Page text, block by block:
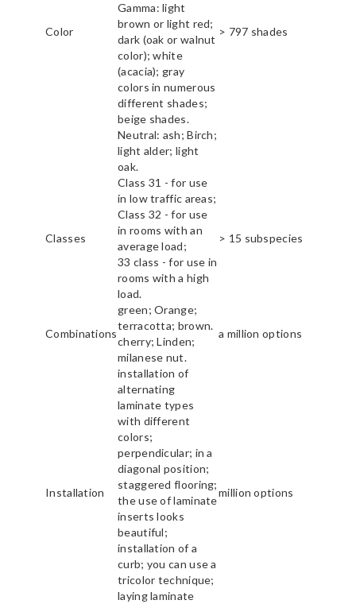
Color
Gamma: light
brown or light red;
dark (oak or walnut
color); white
(acacia); gray
colors in numerous
different shades;
beige shades.
Neutral: ash; Birch;
light alder; light
oak.
> 797 shades
Classes
Class 31 - for use
in low traffic areas;
Class 32 - for use
in rooms with an
average load;
33 class - for use in
rooms with a high
load.
> 15 subspecies
Combinations
green; Orange;
terracotta; brown.
cherry; Linden;
milanese nut.
a million options
Installation
installation of
alternating
laminate types
with different
colors;
perpendicular; in a
diagonal position;
staggered flooring;
the use of laminate
inserts looks
beautiful;
installation of a
curb; you can use a
tricolor technique;
laying laminate
million options